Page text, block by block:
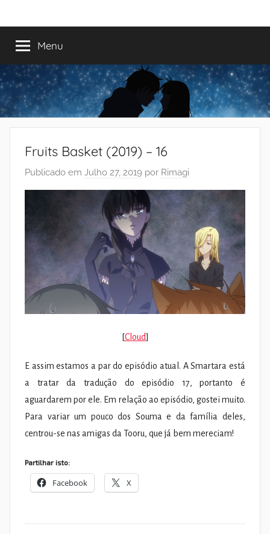
paraMundo
do
Shoujo
anos
a
trazer-
romances
Menu
Fruits Basket (2019) – 16
Publicado em Julho 27, 2019 por Rimagi
[Cloud]
E assim estamos a par do episódio atual. A Smartara está
a tratar da tradução do episódio 17, portanto é
aguardarem por ele. Em relação ao episódio, gostei muito.
Para variar um pouco dos Souma e da família deles,
centrou-se nas amigas da Tooru, que já bem mereciam!
Partilhar isto:
Facebook X